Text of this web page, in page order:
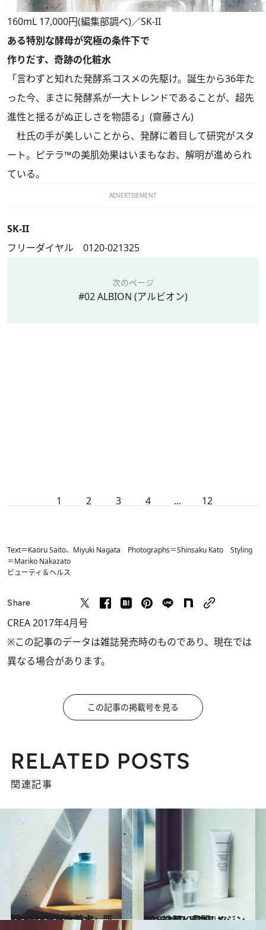
160mL 17,000円(編集部調べ)／SK-II
ある特別な酵母が究極の条件下で
作りだす、奇跡の化粧水
「言わずと知れた発酵系コスメの先駆け。誕生から36年た
った今、まさに発酵系が一大トレンドであることが、超先
進性と揺るがぬ正しさを物語る」(齋藤さん)
杜氏の手が美しいことから、発酵に着目して研究がスタ
ート。ピテラ™の美肌効果はいまもなお、解明が進められ
ている。
ADVERTISEMENT
SK-II
フリーダイヤル 0120-021325
次のページ
#02 ALBION (アルビオン)
1 2 3 4 ... 12
Text＝Kaoru Saito、Miyuki Nagata Photographs＝Shinsaku Kato Styling
＝Mariko Nakazato
ビューティ＆ヘルス
Share
CREA 2017年4月号
※この記事のデータは雑誌発売時のものであり、現在では
異なる場合があります。
この記事の掲載号を見る
RELATED POSTS
関連記事
2016.11.22
CREAベストコスメ2016！(2) 「化粧水」部門
ビューティ＆ヘルス 2016.11.20
CREAベストコスメ2016！(1) 「クレンジング・洗顔」部門
ビューティ＆ヘルス